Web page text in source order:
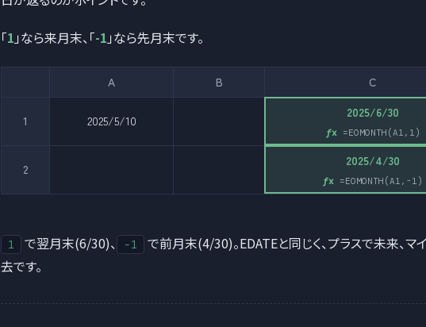
「1 」なら来月末、「-1 」なら先月末です。
A B C
1 2025/5/10
2025/6/30
=EOMONTH(A1,1)
2
2025/4/30
=EOMONTH(A1,-1)
1 で翌月末(6/30)、 -1 で前月末(4/30)。EDATEと同じく、プラスで未来、マ
去です。